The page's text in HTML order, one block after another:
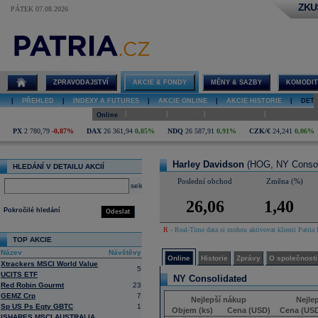
PÁTEK 07.08.2026
ZPRAVODAJSTVÍ AKCIE & FONDY MĚNY & SAZBY
PŘEHLED INDEXY A FUTURES AKCIE ONLINE AKCIE HISTORIE
Online
PX 2 780,79 -0,87% DAX 26 361,94 0,85% NDQ 26 587,91 0,91% CZK/€ 24,241 0,06%
HLEDÁNÍ V DETAILU AKCIÍ
select
Odeslat
Pokročilé hledání
TOP AKCIE
Název
Návštěvy
Xtrackers MSCI World Value
UCITS ETF
5
Red Robin Gourmt
23
GEMZ Crp
7
Sp US Ps Eqty GBTC
1
Harley Davidson (HOG, NY
Poslední obchod Změna (%)
26,06 1,40
R - Real-Time data si mohou aktivovat klienti
Online Historie Zprávy O společnosti
NY Consolidated
Nejlepší nákup
Objem (ks)
Cena (USD)
Cena